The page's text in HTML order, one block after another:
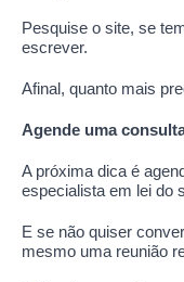
Pesquise o site, se
escrever.
Afinal, quanto mais
Agende uma
A próxima dica é
especialista em lei do
E se não quiser
mesmo uma reunião